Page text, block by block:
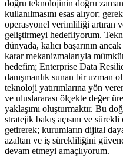
doğru teknolojinin doğru
kullanılmasını esas alıyor;
operasyonel verimliliği artıran
geliştirmeyi hedefliyorum.
dünyada, kalıcı başarının
karar mekanizmalarıyla
hedefim; Enterprise Data
danışmanlık sunan bir uzman
teknoloji yatırımlarına yön
ve uluslararası ölçekte değer
yaklaşımı oluşturmaktır. Bu
stratejik bakış açısını ve
getirerek; kurumların dijital
azaltan ve iş sürekliliğini
devam etmeyi amaçlıyorum.